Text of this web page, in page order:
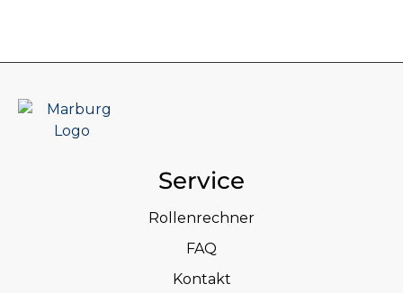
Service
Rollenrechner
FAQ
Kontakt